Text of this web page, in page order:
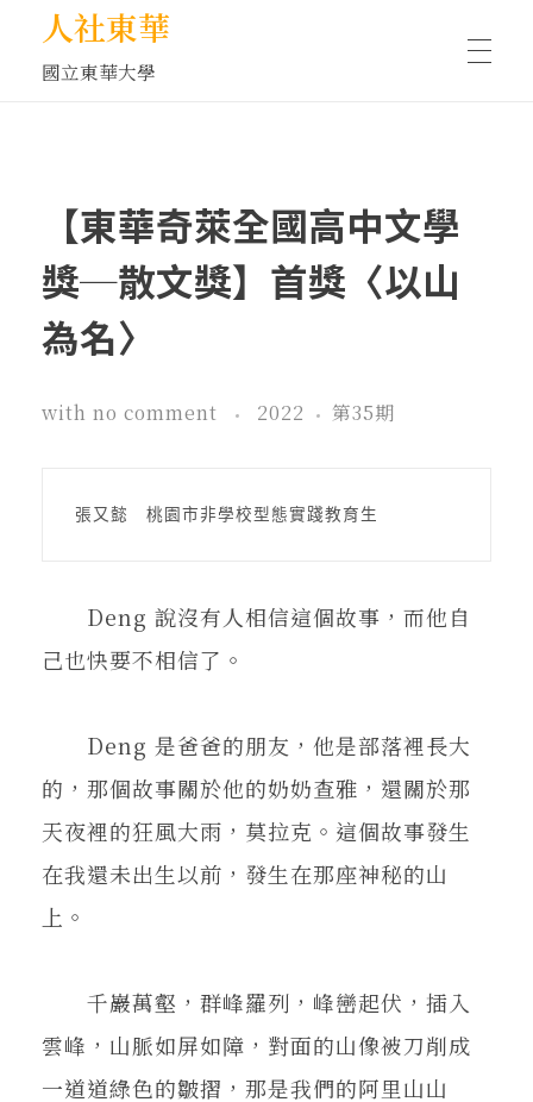
人社東華
國立東華大學
藝文空間
文化沙龍
書評書介
東華風景
【東華奇萊全國高中文學
獎─散文獎】首獎〈以山
為名〉
with no comment 2022 第35期
張又懿　桃園市非學校型態實踐教育生
Deng 說沒有人相信這個故事，而他自
己也快要不相信了。
Deng 是爸爸的朋友，他是部落裡長大
的，那個故事關於他的奶奶查雅，還關於那
天夜裡的狂風大雨，莫拉克。這個故事發生
在我還未出生以前，發生在那座神秘的山
上。
千巖萬壑，群峰羅列，峰巒起伏，插入
雲峰，山脈如屏如障，對面的山像被刀削成
一道道綠色的皺摺，那是我們的阿里山山